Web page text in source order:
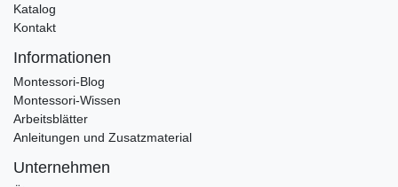
Katalog
Kontakt
Informationen
Montessori-Blog
Montessori-Wissen
Arbeitsblätter
Anleitungen und Zusatzmaterial
Unternehmen